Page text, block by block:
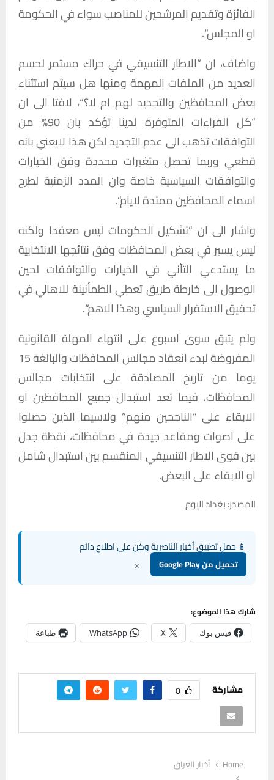
الفائزةوتقديمالمرشحينللمناصبسواءفيالحكومة
اوالمجلس“.
واضاف، ان “الاطار التنسيقي في حراك مستمر لحسم
العديد من الملفات المهمة ومنها هل سيتم استثناء
بعض المحافظين والتجديد لهم ام لا؟“، لافتا الى ان
“كل القراءات المتوفرة لدينا تؤكد بان90%
من
التوافقاتتذهبالى عدمالتجديدلكنهذا لايعنيبانه
قطعي وربما تحصل متغيرات محددة وفق الخيارات
والتوافقات السياسية خاصة وان المدد الزمنية لطرح
اسماءالمحافظينممتدةلايام“.
واشار الى ان “تشكيل الحكومات ليس معقدا ولكنه
ليسيسيرفيبعض المحافظاتوفقنتائجها الانتخابية
ما يستدعي التأني في الخيارات والتوافقات لحين
الوصول الى خارطةطريقتعطي الطمأنينة للاهاليفي
تحقيقالاستقرارالسياسيوهذا الاهم“.
ولم يتبق سوى اسبوع على انتهاء المهلة القانونية
المفروضةلبدءانعقادمجالس المحافظاتوالبالغة15
يوما من تاريخ المصادقة على انتخابات مجالس
المحافظات، فيما تعد استبدال جميع المحافظين او
الابقاء على“الناجحين منهم” ولاسيما الذين حصلوا
على اصوات ومقاعد جيدة في محافظات، نقطة جدل
بينقوىالاطارالتنسيقي المنقسمبيناستبدالشامل
اوالابقاءعلىالبعض.
المصدر: بغداد اليوم
📱 حمل تطبيق أخبار الناصرية وكن على اطلاع دائم
تحميل من Google Play ×
شارك هذا الموضوع:
فيس بوك X
WhatsApp طباعة
مشاركة 0
Home
أخبار العراق